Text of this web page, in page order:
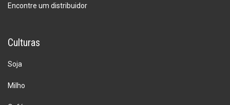
Encontre um distribuidor
Culturas
Soja
Milho